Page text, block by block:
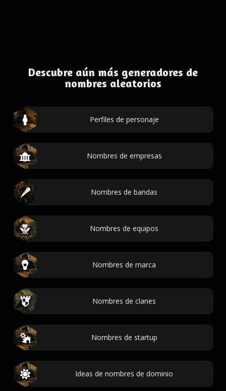
Descubre aún más generadores de
nombres aleatorios
Perfiles de personaje
Nombres de empresas
Nombres de bandas
Nombres de equipos
Nombres de marca
Nombres de clanes
Nombres de startup
Ideas de nombres de dominio